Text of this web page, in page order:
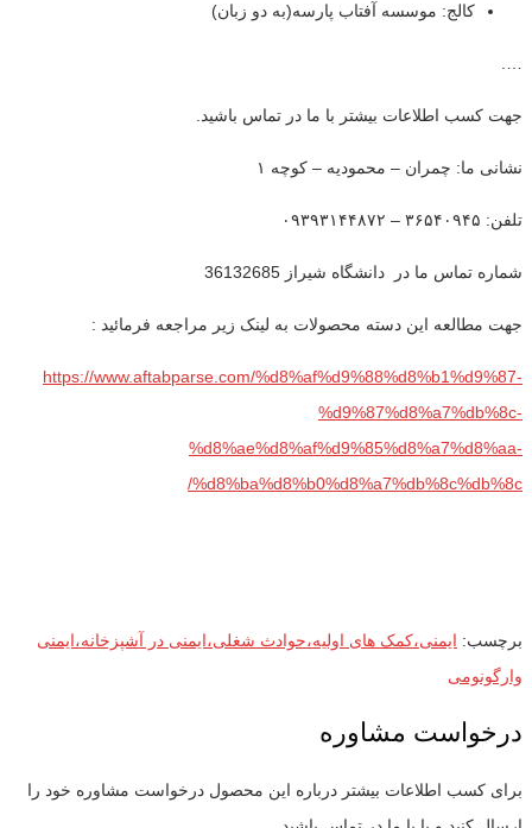
کالج: موسسه آفتاب پارسه(به دو زبان)
….
جهت کسب اطلاعات بیشتر با ما در تماس باشید.
نشانی ما: چمران – محمودیه – کوچه ۱
تلفن: ۳۶۵۴۰۹۴۵ – ۰۹۳۹۳۱۴۴۸۷۲
شماره تماس ما در دانشگاه شیراز 36132685
جهت مطالعه این دسته محصولات به لینک زیر مراجعه فرمائید :
https://www.aftabparse.com/%d8%af%d9%88%d8%b1%d9%87-
%d9%87%d8%a7%db%8c-
%d8%ae%d8%af%d9%85%d8%a7%d8%aa-
%d8%ba%d8%b0%d8%a7%db%8c%db%8c/
برچسب: ایمنی،کمک های اولیه،حوادث شغلی،ایمنی در آشپزخانه،ایمنی
وارگونومی
درخواست مشاوره
برای کسب اطلاعات بیشتر درباره این محصول درخواست مشاوره خود را